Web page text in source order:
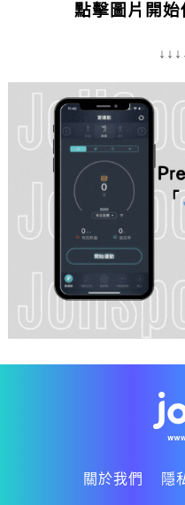
點擊圖片開
關於我們 隱